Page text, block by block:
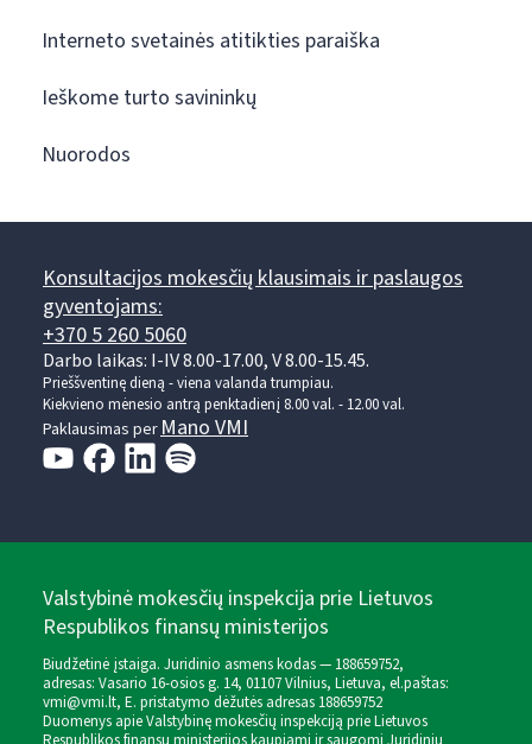
Interneto svetainės atitikties paraiška
Ieškome turto savininkų
Nuorodos
Konsultacijos mokesčių klausimais ir paslaugos
gyventojams:
+370 5 260 5060
Darbo laikas: I-IV 8.00-17.00, V 8.00-15.45.
Prieššventinę dieną - viena valanda trumpiau.
Kiekvieno mėnesio antrą penktadienį 8.00 val. - 12.00 val.
Paklausimas perMano VMI
Valstybinė mokesčių inspekcija prie Lietuvos
Respublikos finansų ministerijos
Biudžetinė įstaiga. Juridinio asmens kodas — 188659752,
adresas: Vasario 16-osios g. 14, 01107 Vilnius, Lietuva, el.paštas:
vmi@vmi.lt, E. pristatymo dėžutės adresas 188659752
Duomenys apie Valstybinę mokesčių inspekciją prie Lietuvos